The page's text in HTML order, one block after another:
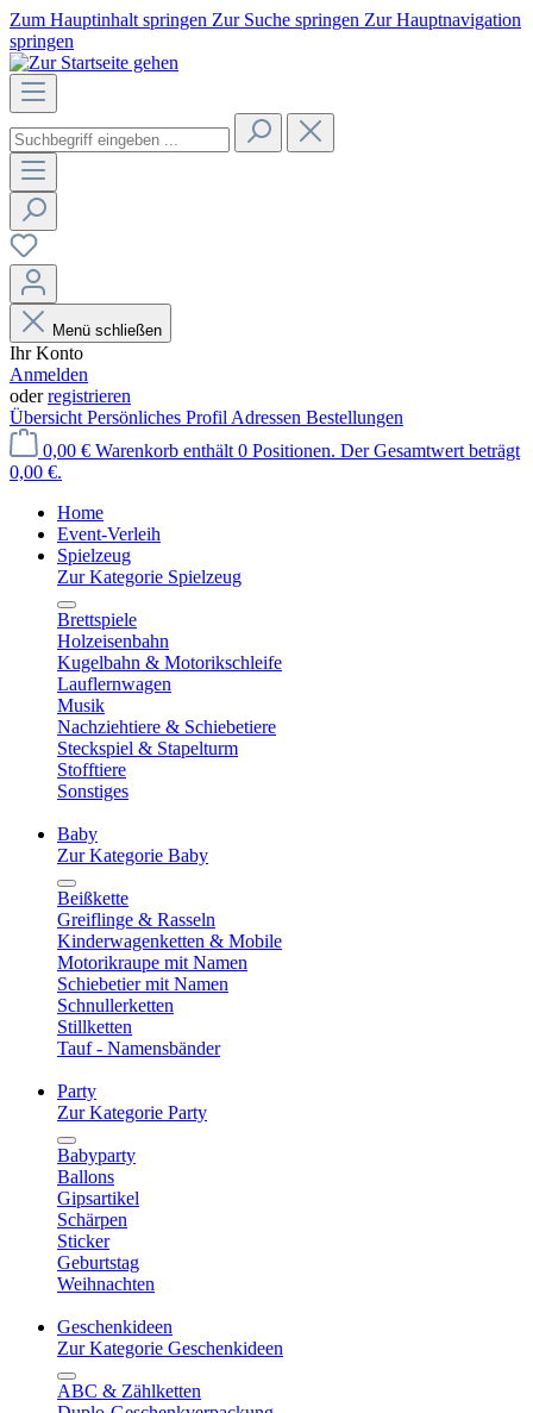
Zum Hauptinhalt springen Zur Suche springen Zur Hauptnavigation
springen
Menü schließen
Ihr Konto
Anmelden
oderregistrieren
Übersicht Persönliches Profil Adressen Bestellungen
0,00 € Warenkorb enthält 0 Positionen. Der Gesamtwert beträgt
0,00 €.
Home
Event-Verleih
Spielzeug
Zur Kategorie Spielzeug
Brettspiele
Holzeisenbahn
Kugelbahn & Motorikschleife
Lauflernwagen
Musik
Nachziehtiere & Schiebetiere
Steckspiel & Stapelturm
Stofftiere
Sonstiges
Baby
Zur Kategorie Baby
Beißkette
Greiflinge & Rasseln
Kinderwagenketten & Mobile
Motorikraupe mit Namen
Schiebetier mit Namen
Schnullerketten
Stillketten
Tauf - Namensbänder
Party
Zur Kategorie Party
Babyparty
Ballons
Gipsartikel
Schärpen
Sticker
Geburtstag
Weihnachten
Geschenkideen
Zur Kategorie Geschenkideen
ABC & Zählketten